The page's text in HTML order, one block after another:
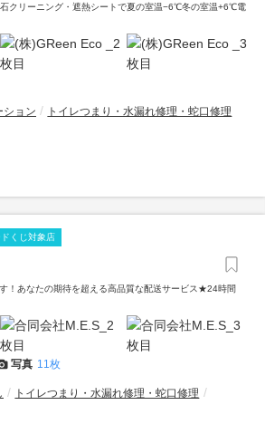
クリーニング・遮熱シートで夏の室温−6℃冬の室温+6℃電
ション トイレつまり・水漏れ修理・蛇口修理
くじ対象店
！あなたの期待を超える高品質な配送サービス★24時間
写真 11枚
トイレつまり・水漏れ修理・蛇口修理